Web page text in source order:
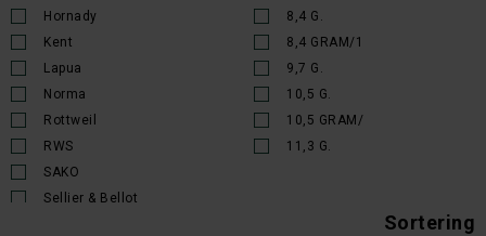
Hornady
Kent
Lapua
Norma
Rottweil
RWS
SAKO
Sellier & Bellot
8,4 G.
8,4 GRAM/1
9,7 G.
10,5 G.
10,5 GRAM/
11,3 G.
Sortering